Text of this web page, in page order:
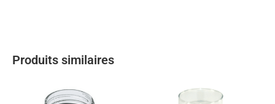
Produits similaires